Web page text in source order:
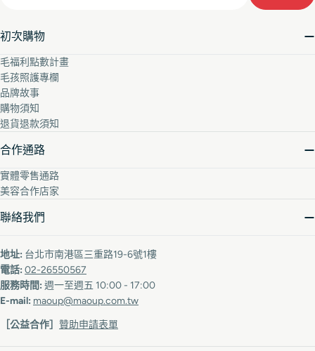
初次購物
毛福利點數計畫
毛孩照護專欄
品牌故事
購物須知
退貨退款須知
合作通路
實體零售通路
美容合作店家
聯絡我們
地址: 台北市南港區三重路19-6號1樓
電話: 02-26550567
服務時間: 週一至週五 10:00 - 17:00
E-mail: maoup@maoup.com.tw
［公益合作］ 贊助申請表單